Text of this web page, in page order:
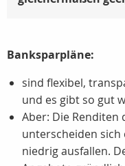
Banksparpläne:
sind flexibel,
und es gibt so gut
Aber: Die Renditen
unterscheiden
niedrig ausfallen.